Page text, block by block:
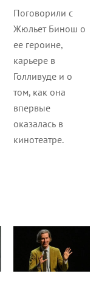
Поговорили с
Жюльет Бинош о
ее героине,
карьере в
Голливуде и о
том, как она
впервые
оказалась в
кинотеатре.